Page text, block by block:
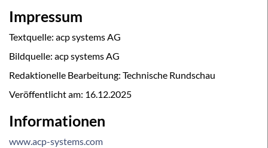
Impressum
Textquelle: acp systems AG
Bildquelle: acp systems AG
Redaktionelle Bearbeitung: Technische Rundschau
Veröffentlicht am: 16.12.2025
Informationen
www.acp-systems.com